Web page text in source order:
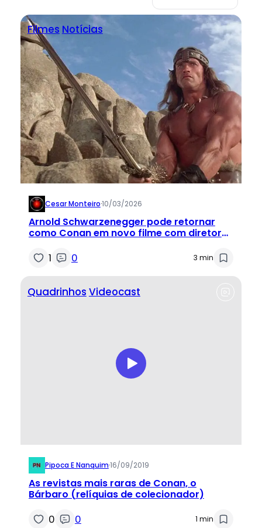
Filmes Notícias
Cesar Monteiro·10/03/2026
Arnold Schwarzenegger pode retornar
como Conan em novo filme com diretor
1 0 3 min
Quadrinhos Videocast
Pipoca E Nanquim·16/09/2019
As revistas mais raras de Conan, o
Bárbaro (relíquias de colecionador)
0 0 1 min